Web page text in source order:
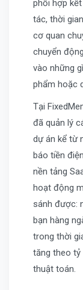
phối hợp
tác, thời
cơ quan
chuyển
vào những
phẩm hoặc
Tại
đã quản lý
dự án kể từ
báo tiền
nền tảng
hoạt động
sánh được:
bạn hàng
trong thời
tăng theo tỷ
thuật toán.